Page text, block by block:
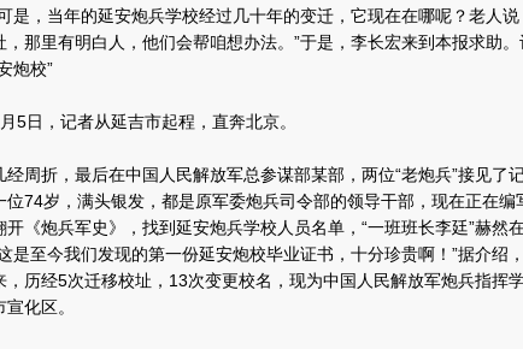
是，当年的延安炮兵学校经过几十年的变迁，它现在在哪呢？老人说
，那里有明白人，他们会帮咱想办法。”于是，李长宏来到本报求助
炮校”
日，记者从延吉市起程，直奔北京。
折，最后在中国人民解放军总参谋部某部，两位“老炮兵”接见了
位74岁，满头银发，都是原军委炮兵司令部的领导干部，现在正在编
开《炮兵军史》，找到延安炮兵学校人员名单，“一班班长李廷”赫然
是至今我们发现的第一份延安炮校毕业证书，十分珍贵啊！”据介绍
，历经5次迁移校址，13次变更校名，现为中国人民解放军炮兵指挥
化区。